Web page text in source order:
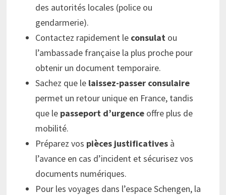
des autorités locales (police ou
gendarmerie).
Contactez rapidement le consulat ou
l’ambassade française la plus proche pour
obtenir un document temporaire.
Sachez que le laissez-passer consulaire
permet un retour unique en France, tandis
que le passeport d’urgence offre plus de
mobilité.
Préparez vos pièces justificatives à
l’avance en cas d’incident et sécurisez vos
documents numériques.
Pour les voyages dans l’espace Schengen, la